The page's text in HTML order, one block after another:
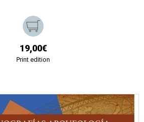
19,00€
Print edition